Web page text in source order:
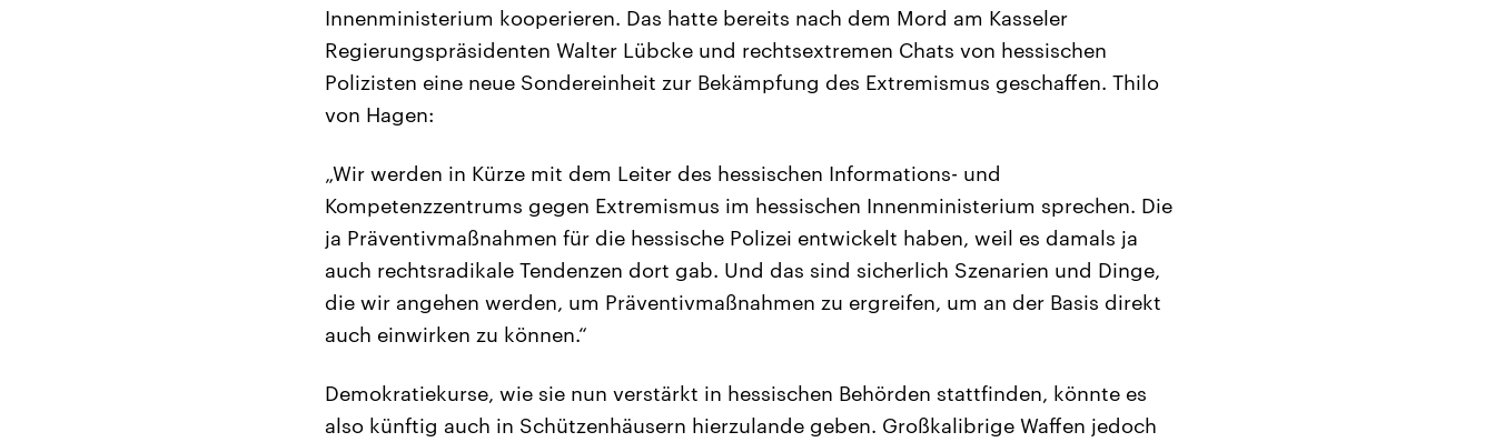
Innenministerium kooperieren. Das hatte bereits nach dem Mord am Kasseler
Regierungspräsidenten Walter Lübcke und rechtsextremen Chats von hessischen
Polizisten eine neue Sondereinheit zur Bekämpfung des Extremismus geschaffen. Thilo
von Hagen:
„Wir werden in Kürze mit dem Leiter des hessischen Informations- und
Kompetenzzentrums gegen Extremismus im hessischen Innenministerium sprechen. Die
ja Präventivmaßnahmen für die hessische Polizei entwickelt haben, weil es damals ja
auch rechtsradikale Tendenzen dort gab. Und das sind sicherlich Szenarien und Dinge,
die wir angehen werden, um Präventivmaßnahmen zu ergreifen, um an der Basis direkt
auch einwirken zu können.“
Demokratiekurse, wie sie nun verstärkt in hessischen Behörden stattfinden, könnte es
also künftig auch in Schützenhäusern hierzulande geben. Großkalibrige Waffen jedoch